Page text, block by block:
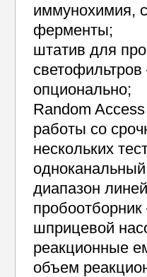
иммунохимия,
ферменты;
штатив для
опционально;
Random
работы со
нескольких
диапазон
шприцевой
реакционные
объем